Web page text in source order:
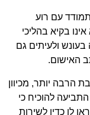
עם רוע
בקיא בהליכי
ולעיתים גם
האישום.
הרבה יותר, מכיוון
להוכיח כי
לו כדין לשירות